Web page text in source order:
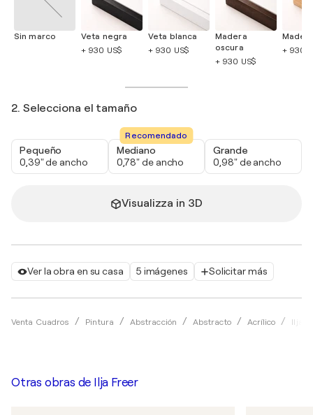
Ver la obra en su casa 5 imágenes Solicitar más
Venta Cuadros Pintura Abstracción Abstracto Acrílico Ilja
Sin marco
Veta negra
+ 930 US$
Veta blanca
+ 930 US$
Madera
oscura
+ 930 US$
+ 930
2. Selecciona el tamaño
Pequeño
0,39" de ancho
Recomendado
Mediano
0,78" de ancho
Grande
0,98" de ancho
Visualizza in 3D
Otras obras de Ilja Freer